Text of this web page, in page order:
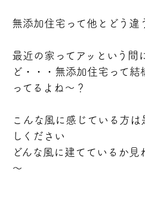
無添加住宅って他とどう違
最近の家ってアッ という間
ど・・・無添加住宅って
ってるよね～？
こんな風に感じている方
しください
どんな風に建てているか見
～